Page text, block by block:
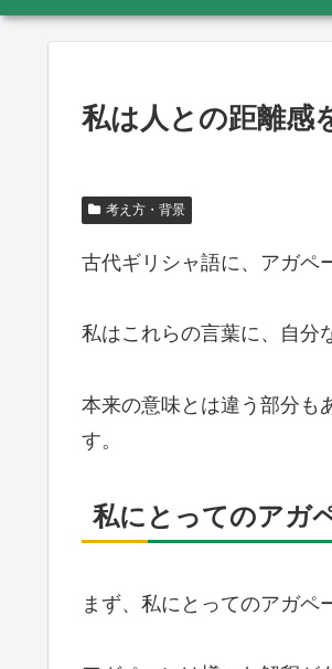
私は人との距離感
考え方・背景
古代ギリシャ語に、アガペ
私はこれらの言葉に、自分
本来の意味とは違う部分も
す。
私にとってのアガ
まず、私にとってのアガペ